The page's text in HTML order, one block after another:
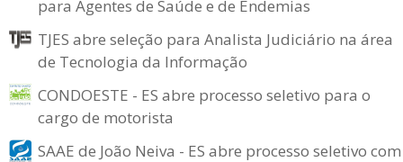
para Agentes de Saúde e de Endemias
TJES abre seleção para Analista Judiciário na área
de Tecnologia da Informação
CONDOESTE - ES abre processo seletivo para o
cargo de motorista
SAAE de João Neiva - ES abre processo seletivo com